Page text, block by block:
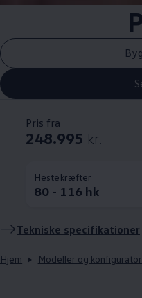
Pris fra
248.995 kr.
Hestekræfter
80 - 116 hk
Tekniske specifikationer
Hjem Modeller og konfigurator